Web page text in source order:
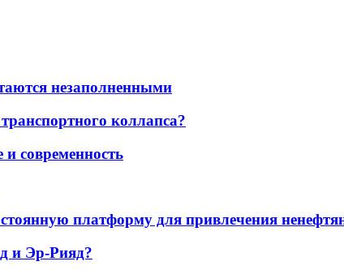
незаполненными
коллапса?
современность
платформу для привлечения
и Эр-Рияд?